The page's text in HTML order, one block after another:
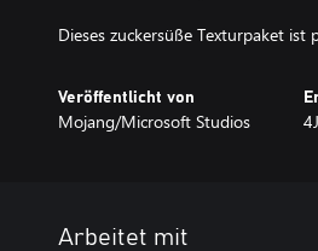
Dieses zuckersüße Texturpaket ist
Veröffentlicht von
Mojang/Microsoft Studios
Arbeitet mit